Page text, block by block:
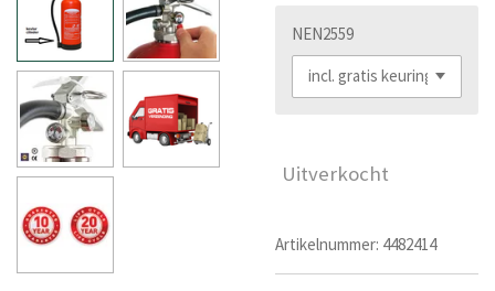
NEN2559
Uitverkocht
Artikelnummer: 4482414